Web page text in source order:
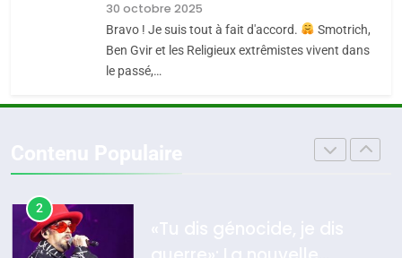
2025, l’année la plus
meurtrière selon le
FIÈRE, DIGNE ET RÉSILIENTE :
7
30 octobre 2025
Bravo ! Je suis tout à fait d'accord.
Smotrich,
Ben Gvir et les Religieux extrêmistes vivent dans
le passé,…
Tafraout, le miel de Tadla
Azilal consacrés produits
du terroir
DAFINA MAROC
Oeil ravageur – Vanessa De
2